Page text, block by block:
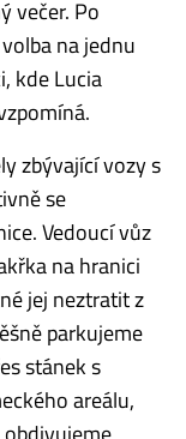
večer. Po
na jednu
kde Lucia
zbývající vozy s
se
Vedoucí vůz
na hranici
jej neztratit z
parkujeme
stánek s
areálu,